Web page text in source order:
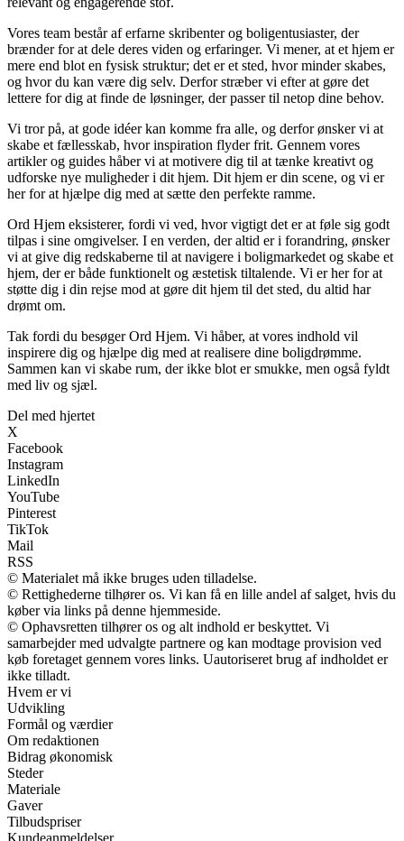
Vores team består af erfarne skribenter og boligentusiaster, der
brænder for at dele deres viden og erfaringer. Vi mener, at et hjem er
mere end blot en fysisk struktur; det er et sted, hvor minder skabes,
og hvor du kan være dig selv. Derfor stræber vi efter at gøre det
lettere for dig at finde de løsninger, der passer til netop dine behov.
Vi tror på, at gode idéer kan komme fra alle, og derfor ønsker vi at
skabe et fællesskab, hvor inspiration flyder frit. Gennem vores
artikler og guides håber vi at motivere dig til at tænke kreativt og
udforske nye muligheder i dit hjem. Dit hjem er din scene, og vi er
her for at hjælpe dig med at sætte den perfekte ramme.
Ord Hjem eksisterer, fordi vi ved, hvor vigtigt det er at føle sig godt
tilpas i sine omgivelser. I en verden, der altid er i forandring, ønsker
vi at give dig redskaberne til at navigere i boligmarkedet og skabe et
hjem, der er både funktionelt og æstetisk tiltalende. Vi er her for at
støtte dig i din rejse mod at gøre dit hjem til det sted, du altid har
drømt om.
Tak fordi du besøger Ord Hjem. Vi håber, at vores indhold vil
inspirere dig og hjælpe dig med at realisere dine boligdrømme.
Sammen kan vi skabe rum, der ikke blot er smukke, men også fyldt
med liv og sjæl.
Del med hjertet
X
Facebook
Instagram
LinkedIn
YouTube
Pinterest
TikTok
Mail
RSS
© Materialet må ikke bruges uden tilladelse.
© Rettighederne tilhører os. Vi kan få en lille andel af salget, hvis du
køber via links på denne hjemmeside.
© Ophavsretten tilhører os og alt indhold er beskyttet. Vi
samarbejder med udvalgte partnere og kan modtage provision ved
køb foretaget gennem vores links. Uautoriseret brug af indholdet er
ikke tilladt.
Hvem er vi
Udvikling
Formål og værdier
Om redaktionen
Bidrag økonomisk
Steder
Materiale
Gaver
Tilbudspriser